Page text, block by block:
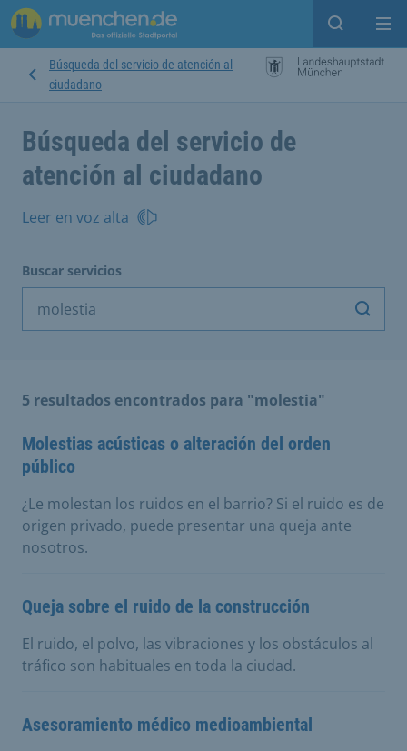
Open
Búsqueda del servicio de atención al
ciudadano
Búsqueda del servicio de
atención al ciudadano
Leer en voz alta
Buscar servicios
5 resultados encontrados para "molestia"
Molestias acústicas o alteración del orden
público
¿Le molestan los ruidos en el barrio? Si el ruido es de
origen privado, puede presentar una queja ante
nosotros.
Queja sobre el ruido de la construcción
El ruido, el polvo, las vibraciones y los obstáculos al
tráfico son habituales en toda la ciudad.
Asesoramiento médico medioambiental